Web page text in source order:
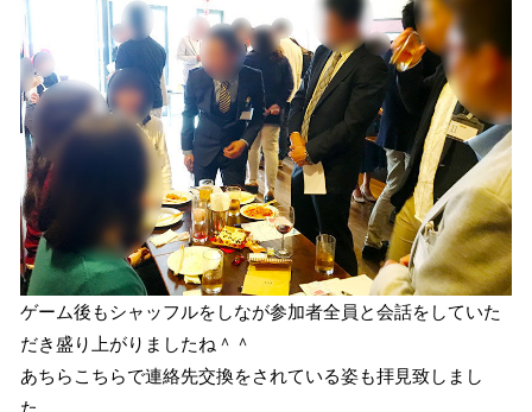
ゲーム後もシャッフルをしなが参加者全員と会話をしていた
だき盛り上がりましたね＾＾
あちらこちらで連絡先交換をされている姿も拝見致しまし